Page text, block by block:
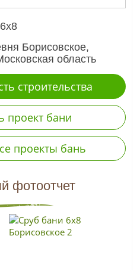
Борисовское,
область
строительства
проект бани
проекты бань
фотоотчет